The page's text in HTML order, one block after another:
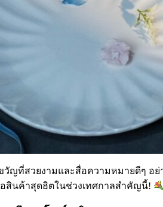
ญที่สวยงามและสื่อความหมายดีๆ อย่
สินค้าสุดฮิตในช่วงเทศกาลสำคัญนี้!